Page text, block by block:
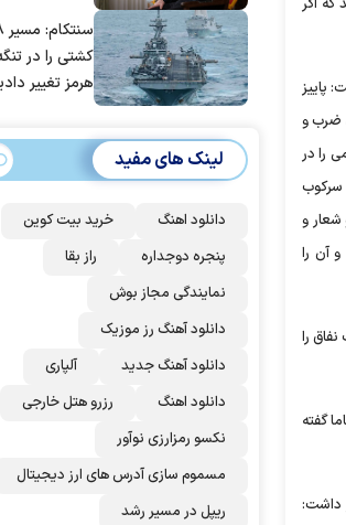
که اگر
پاییز
ضرب و
را در
سرکوب
و
آن را
را
گفته
داشت:
مردم ایران
کشتی را در
هرمز تغییر
لینک های مفید
دانلود اهنگ
خرید بیت کوین
پنجره دوجداره
راز بقا
نمایندگی مجاز بوش
دانلود آهنگ رز‌ موزیک
دانلود آهنگ جدید
آلپاری
دانلود اهنگ
رزرو هتل خارجی
نکسو رمزارزی نوآور
مسموم سازی آدرس های ارز دیجیتال
ریپل در مسیر رشد